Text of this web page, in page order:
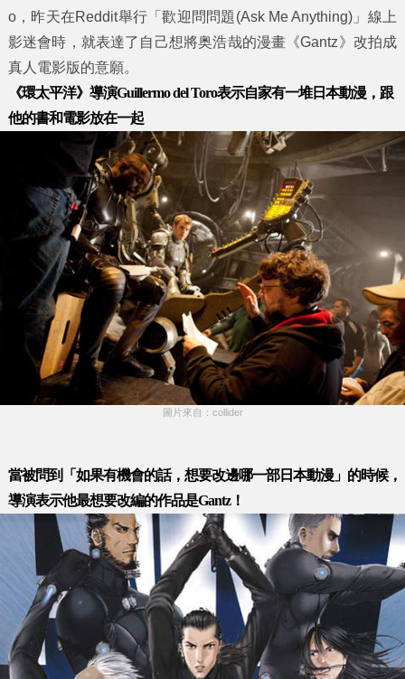
o，昨天在Reddit舉行「歡迎問問題(Ask Me Anything)」線上
影迷會時，就表達了自己想將奥浩哉的漫畫《Gantz》改拍成
真人電影版的意願。
《環太平洋》導演Guillermo del Toro表示自家有一堆日本動漫，跟
他的書和電影放在一起
圖片來自：collider
當被問到「如果有機會的話，想要改邊哪一部日本動漫」的時候，
導演表示他最想要改編的作品是Gantz！